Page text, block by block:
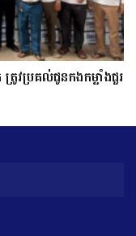
រូវប្រគល់ជូនកងកម្លាំងជួរ